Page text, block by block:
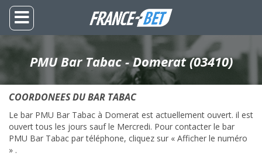
PMU Bar Tabac - Domerat (03410)
COORDONEES DU BAR TABAC
Le bar PMU Bar Tabac à Domerat est actuellement ouvert. il est
ouvert tous les jours sauf le Mercredi. Pour contacter le bar
PMU Bar Tabac par téléphone, cliquez sur « Afficher le numéro
» .